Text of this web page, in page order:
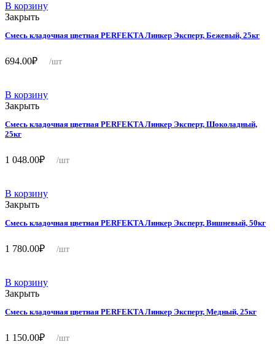
В корзину
Закрыть
Смесь кладочная цветная PERFEKTA Линкер Эксперт, Бежевый, 25кг
694.00₽ /шт
В корзину
Закрыть
Смесь кладочная цветная PERFEKTA Линкер Эксперт, Шоколадный,
25кг
1 048.00₽ /шт
В корзину
Закрыть
Смесь кладочная цветная PERFEKTA Линкер Эксперт, Вишневый, 50кг
1 780.00₽ /шт
В корзину
Закрыть
Смесь кладочная цветная PERFEKTA Линкер Эксперт, Медный, 25кг
1 150.00₽ /шт